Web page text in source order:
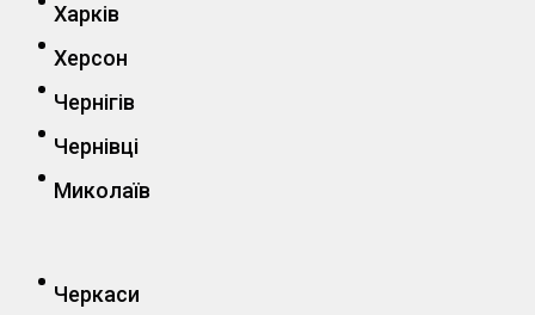
Харків
Херсон
Чернігів
Чернівці
Миколаїв
Черкаси